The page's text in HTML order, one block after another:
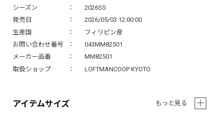
シーズン
2026SS
発売日
2026/05/03 12:00:00
生産国
フィリピン産
お問い合わせ番号
043MM82501
メーカー品番
MM82501
取扱ショップ
LOFTMANCOOP KYOTO
アイテムサイズ もっと見る